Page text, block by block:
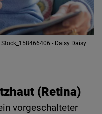
Stock_158466406 - Daisy Daisy
(Retina)
vorgeschalteter